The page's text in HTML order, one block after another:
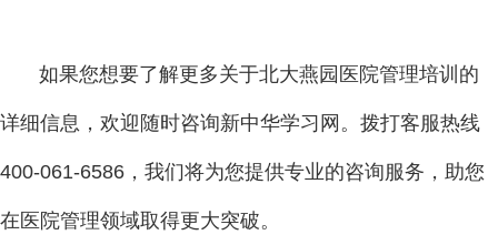
如果您想要了解更多关于北大燕园医院管理培训的
详细信息，欢迎随时咨询新中华学习网。拨打客服热线
400-061-6586，我们将为您提供专业的咨询服务，助您
在医院管理领域取得更大突破。